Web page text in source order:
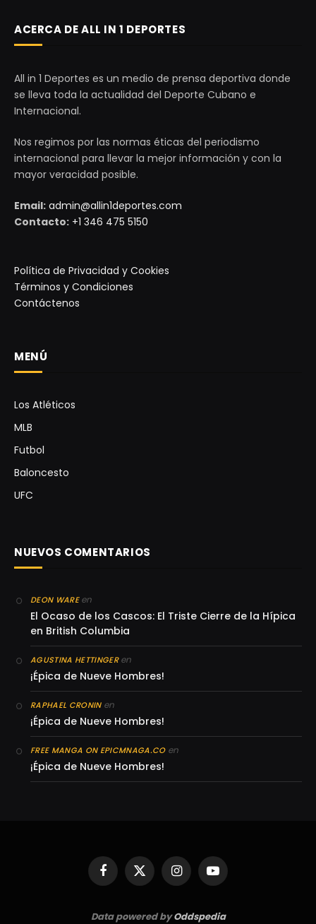
ACERCA DE ALL IN 1 DEPORTES
All in 1 Deportes es un medio de prensa deportiva donde
se lleva toda la actualidad del Deporte Cubano e
Internacional.
Nos regimos por las normas éticas del periodismo
internacional para llevar la mejor información y con la
mayor veracidad posible.
Email: admin@allin1deportes.com
Contacto: +1 346 475 5150
Política de Privacidad y Cookies
Términos y Condiciones
Contáctenos
MENÚ
Los Atléticos
MLB
Futbol
Baloncesto
UFC
NUEVOS COMENTARIOS
DEON WAREen
El Ocaso de los Cascos: El Triste Cierre de la Hípica
en British Columbia
AGUSTINA HETTINGERen
¡Épica de Nueve Hombres!
RAPHAEL CRONINen
¡Épica de Nueve Hombres!
FREE MANGA ON EPICMNAGA.COen
¡Épica de Nueve Hombres!
Facebook
X
(Twitter)
InstagramYouTube
Data powered byOddspedia